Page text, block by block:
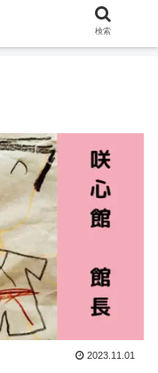
ひとり言 blog
2023.11.01
検索